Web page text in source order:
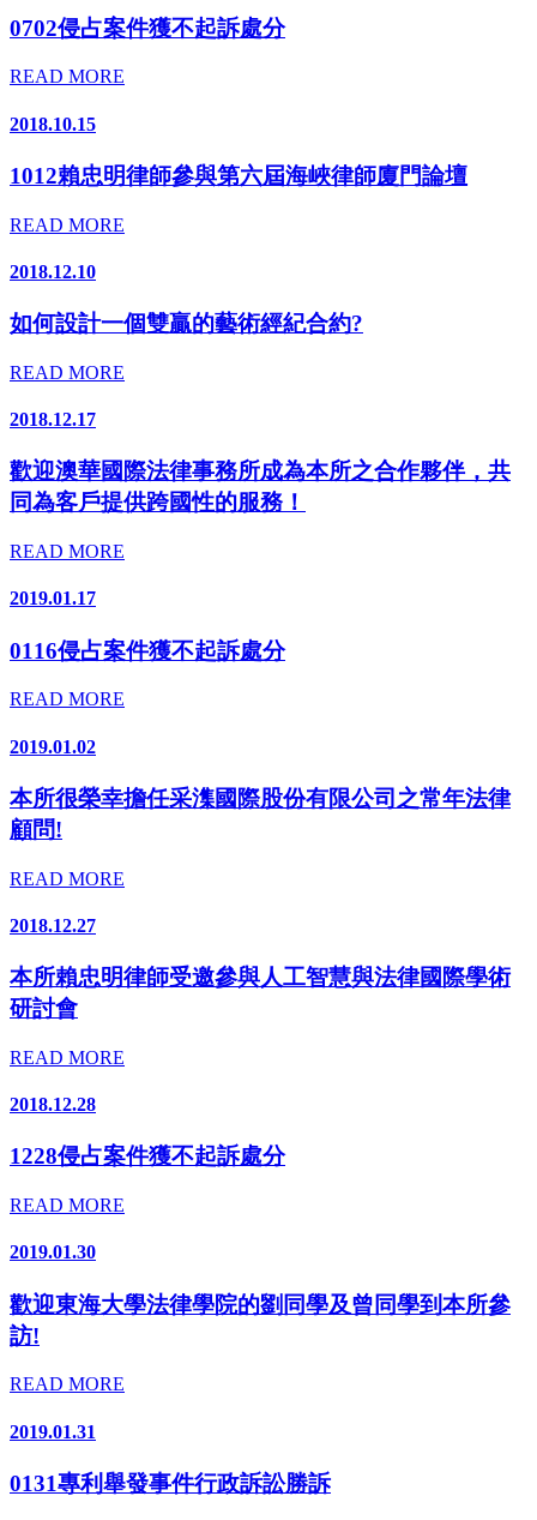
0702侵占案件獲不起訴處分
READ MORE
2018.10.15
1012賴忠明律師參與第六屆海峽律師廈門論壇
READ MORE
2018.12.10
如何設計一個雙贏的藝術經紀合約?
READ MORE
2018.12.17
歡迎澳華國際法律事務所成為本所之合作夥伴，共
同為客戶提供跨國性的服務！
READ MORE
2019.01.17
0116侵占案件獲不起訴處分
READ MORE
2019.01.02
本所很榮幸擔任采潗國際股份有限公司之常年法律
顧問!
READ MORE
2018.12.27
本所賴忠明律師受邀參與人工智慧與法律國際學術
研討會
READ MORE
2018.12.28
1228侵占案件獲不起訴處分
READ MORE
2019.01.30
歡迎東海大學法律學院的劉同學及曾同學到本所參
訪!
READ MORE
2019.01.31
0131專利舉發事件行政訴訟勝訴